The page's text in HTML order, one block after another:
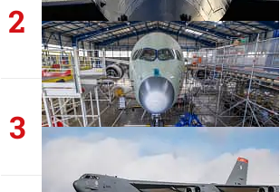
2
3